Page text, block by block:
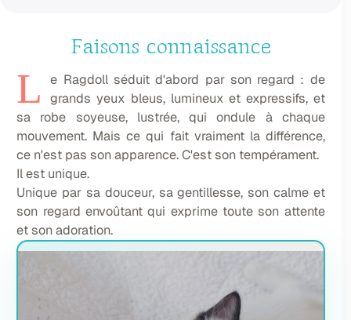
Faisons connaissance
L
e Ragdoll séduit d'abord par son regard : de
grands yeux bleus, lumineux et expressifs, et
sa robe soyeuse, lustrée, qui ondule à chaque
mouvement. Mais ce qui fait vraiment la différence,
ce n'est pas son apparence. C'est son tempérament.
Il est unique.
Unique par sa douceur, sa gentillesse, son calme et
son regard envoûtant qui exprime toute son attente
et son adoration.